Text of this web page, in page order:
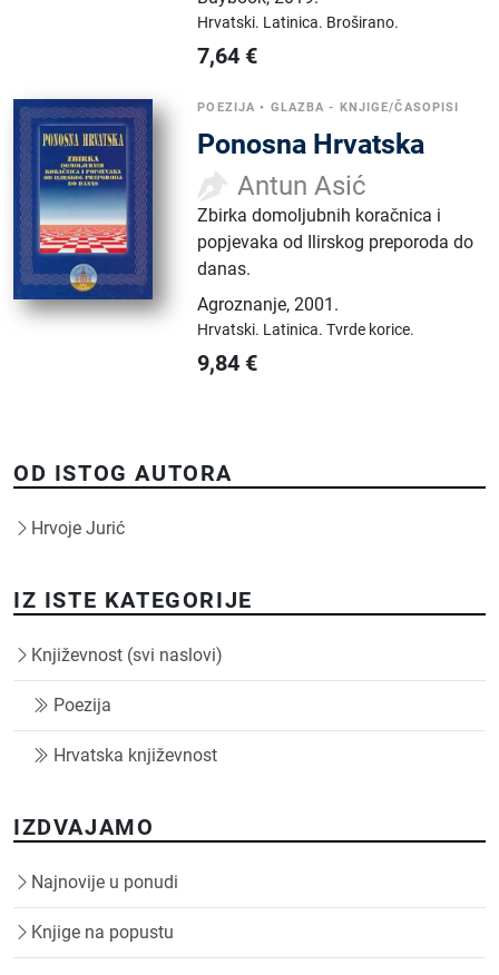
Hrvatski. Latinica. Broširano.
7,64 €
POEZIJA • GLAZBA - KNJIGE/ČASOPISI
Ponosna Hrvatska
Antun Asić
Zbirka domoljubnih koračnica i
popjevaka od Ilirskog preporoda do
danas.
Agroznanje,2001.
Hrvatski. Latinica.Tvrde korice.
9,84 €
OD ISTOG AUTORA
Hrvoje Jurić
IZ ISTE KATEGORIJE
Književnost (svi naslovi)
Poezija
Hrvatska književnost
IZDVAJAMO
Najnovije u ponudi
Knjige na popustu